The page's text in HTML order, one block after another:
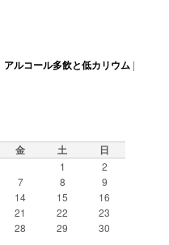
アルコール多飲と低カリウム |
金 土 日
1
2
7 8
9
14 15
16
21 22
23
28 29
30